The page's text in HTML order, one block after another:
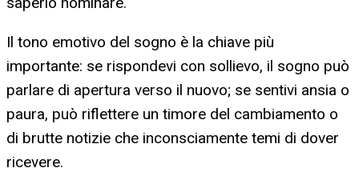
Il tono emotivo del sogno è la chiave più
importante: se rispondevi con sollievo, il sogno può
parlare di apertura verso il nuovo; se sentivi ansia o
paura, può riflettere un timore del cambiamento o
di brutte notizie che inconsciamente temi di dover
ricevere.